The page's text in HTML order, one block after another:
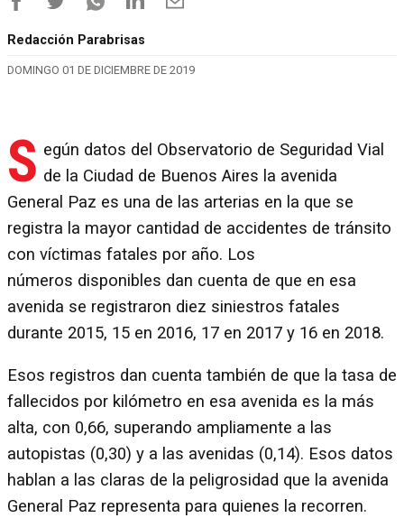
Redacción Parabrisas
DOMINGO 01 DE DICIEMBRE DE 2019
S egún datos del Observatorio de Seguridad Vial
de la Ciudad de Buenos Aires la avenida
General Paz es una de las arterias en la que se
registra la mayor cantidad de accidentes de tránsito
con víctimas fatales por año. Los
números disponibles dan cuenta de que en esa
avenida se registraron diez siniestros fatales
durante 2015, 15 en 2016, 17 en 2017 y 16 en 2018.
Esos registros dan cuenta también de que la tasa de
fallecidos por kilómetro en esa avenida es la más
alta, con 0,66, superando ampliamente a las
autopistas (0,30) y a las avenidas (0,14). Esos datos
hablan a las claras de la peligrosidad que la avenida
General Paz representa para quienes la recorren.